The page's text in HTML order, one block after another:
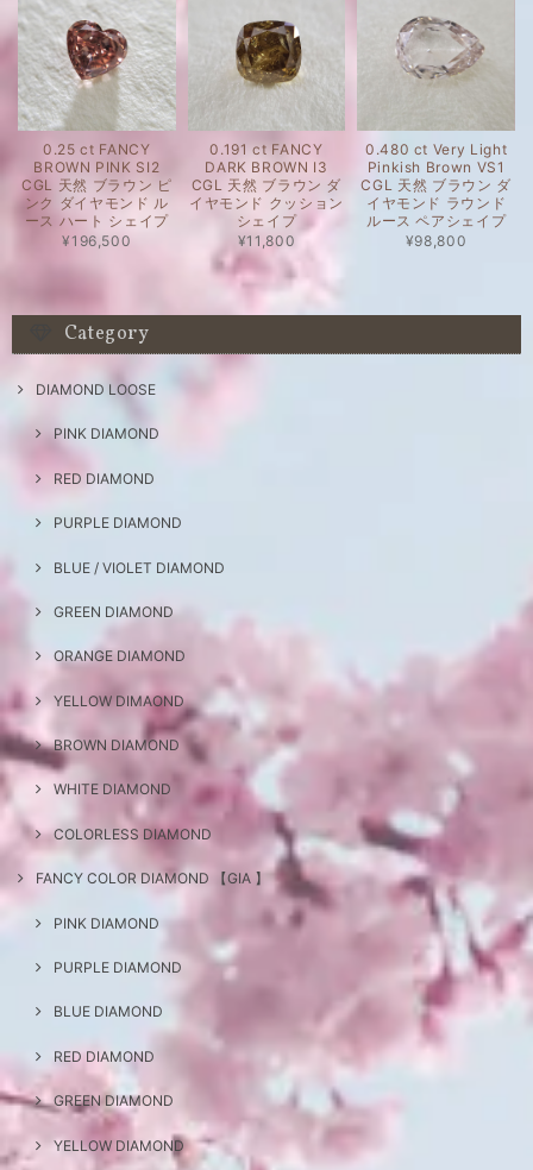
0.25 ct FANCY
BROWN PINK SI2
CGL 天然 ブラウン ピ
ンク ダイヤモンド ル
ース ハート シェイプ
¥196,500
0.191 ct FANCY
DARK BROWN I3
CGL 天然 ブラウン ダ
イヤモンド クッション
シェイプ
¥11,800
0.480 ct Very Light
Pinkish Brown VS1
CGL 天然 ブラウン ダ
イヤモンド ラウンド
ルース ペアシェイプ
¥98,800
Category
DIAMOND LOOSE
PINK DIAMOND
RED DIAMOND
PURPLE DIAMOND
BLUE / VIOLET DIAMOND
GREEN DIAMOND
ORANGE DIAMOND
YELLOW DIMAOND
BROWN DIAMOND
WHITE DIAMOND
COLORLESS DIAMOND
FANCY COLOR DIAMOND 【GIA 】
PINK DIAMOND
PURPLE DIAMOND
BLUE DIAMOND
RED DIAMOND
GREEN DIAMOND
YELLOW DIAMOND